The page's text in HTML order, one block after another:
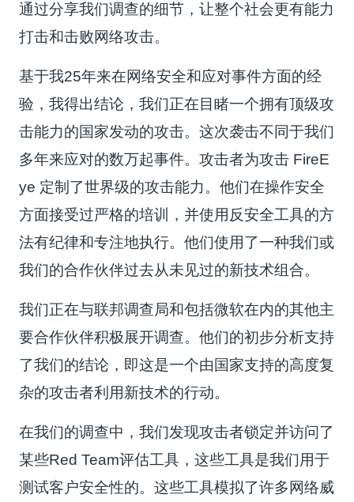
通过分享我们调查的细节，让整个社会更有能力
打击和击败网络攻击。
基于我25年来在网络安全和应对事件方面的经
验，我得出结论，我们正在目睹一个拥有顶级攻
击能力的国家发动的攻击。这次袭击不同于我们
多年来应对的数万起事件。攻击者为攻击 FireE
ye 定制了世界级的攻击能力。他们在操作安全
方面接受过严格的培训，并使用反安全工具的方
法有纪律和专注地执行。他们使用了一种我们或
我们的合作伙伴过去从未见过的新技术组合。
我们正在与联邦调查局和包括微软在内的其他主
要合作伙伴积极展开调查。他们的初步分析支持
了我们的结论，即这是一个由国家支持的高度复
杂的攻击者利用新技术的行动。
在我们的调查中，我们发现攻击者锁定并访问了
某些Red Team评估工具，这些工具是我们用于
测试客户安全性的。这些工具模拟了许多网络威